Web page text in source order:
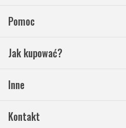
Pomoc
Jak kupować?
Inne
Kontakt